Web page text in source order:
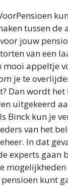
tussen de
jouw
van een
mooi appeltje
je te
Dan wordt
uitgekeerd
Binck kun je
van het
In dat
experts gaan
kunt